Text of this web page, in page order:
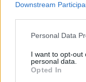
Downstream
Personal Data
I want to opt-out
personal data.
Opted In
Kaune
tokia šio
(2)